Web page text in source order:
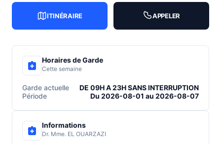
ITINÉRAIRE APPELER
Horaires de Garde
Cette semaine
Garde actuelle
DE 09H A 23H SANS INTERRUPTION
Période
Du 2026-08-01 au 2026-08-07
Informations
Dr. Mme. EL OUARZAZI